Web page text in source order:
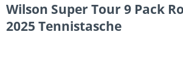
Wilson Super Tour 9 Pack
2025 Tennistasche